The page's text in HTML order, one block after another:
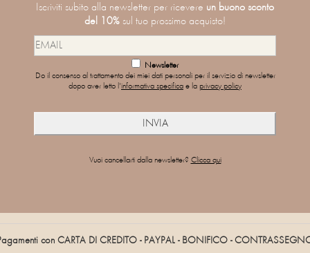
Iscriviti subito alla newsletter per ricevere un buono sconto
del 10% sul tuo prossimo acquisto!
Newsletter
Do il consenso al trattamento dei miei dati personali per il servizio di newsletter
dopo aver letto l'informativa specifica e la privacy policy
Vuoi cancellarti dalla newsletter? Clicca qui
con CARTA DI CREDITO - PAYPAL - BONIFICO -